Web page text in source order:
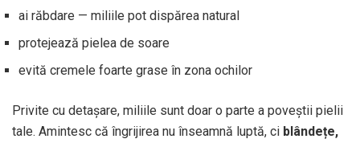
ai răbdare — miliile pot dispărea natural
protejează pielea de soare
evită cremele foarte grase în zona ochilor
Privite cu detașare, miliile sunt doar o parte a poveștii pielii
tale. Amintesc că îngrijirea nu înseamnă luptă, ci blândețe,